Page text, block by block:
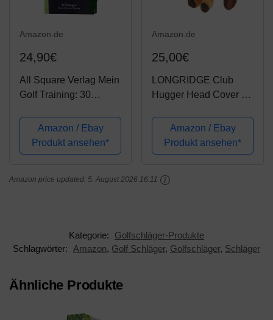
Amazon.de
24,90€
All Square Verlag Mein
Golf Training: 30
Training | Booklet mit
Drills für das Golf-Bag |
Situative Übungen für
Driving...
Amazon / Ebay
Produkt ansehen*
Amazon.de
25,00€
LONGRIDGE Club
Hugger Head Cover -
Amazon / Ebay
Produkt ansehen*
Amazon price updated: 5. August 2026 16:11
Kategorie:
Golfschläger-Produkte
Schlagwörter:
Amazon, Golf Schläger, Golfschläger, Schläger
Ähnliche Produkte